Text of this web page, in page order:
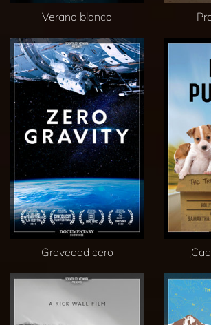
Verano blanco
Gravedad cero